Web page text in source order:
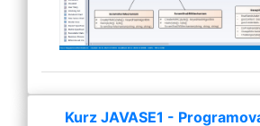
Kurz JAVASE1 -